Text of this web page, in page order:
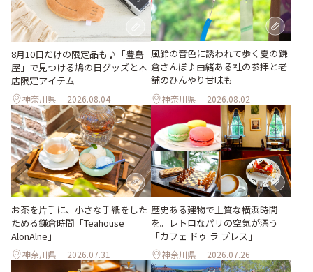
8月10日だけの限定品も♪「豊島
屋」で見つける鳩の日グッズと本
店限定アイテム
神奈川県 2026.08.04
風鈴の音色に誘われて歩く夏の鎌
倉さんぽ♪由緒ある社の参拝と老
舗のひんやり甘味も
神奈川県 2026.08.02
お茶を片手に、小さな手紙をした
ためる鎌倉時間「Teahouse
AlonAlne」
神奈川県 2026.07.31
歴史ある建物で上質な横浜時間
を。レトロなパリの空気が漂う
「カフェ ドゥ ラ プレス」
神奈川県 2026.07.26